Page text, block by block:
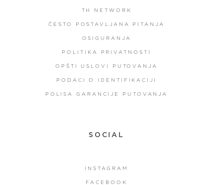
TH NETWORK
ČESTO POSTAVLJANA PITANJA
OSIGURANJA
POLITIKA PRIVATNOSTI
OPŠTI USLOVI PUTOVANJA
PODACI O IDENTIFIKACIJI
POLISA GARANCIJE PUTOVANJA
SOCIAL
INSTAGRAM
FACEBOOK